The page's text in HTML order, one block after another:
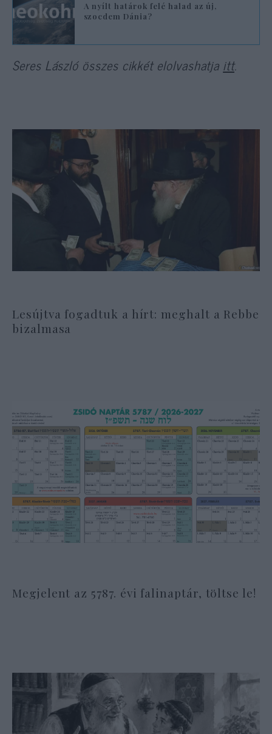
A nyílt határok felé halad az új,
szocdem Dánia?
Seres László összes cikkét elolvashatja itt.
Lesújtva fogadtuk a hírt: meghalt a Rebbe
bizalmasa
Megjelent az 5787. évi falinaptár, töltse le!